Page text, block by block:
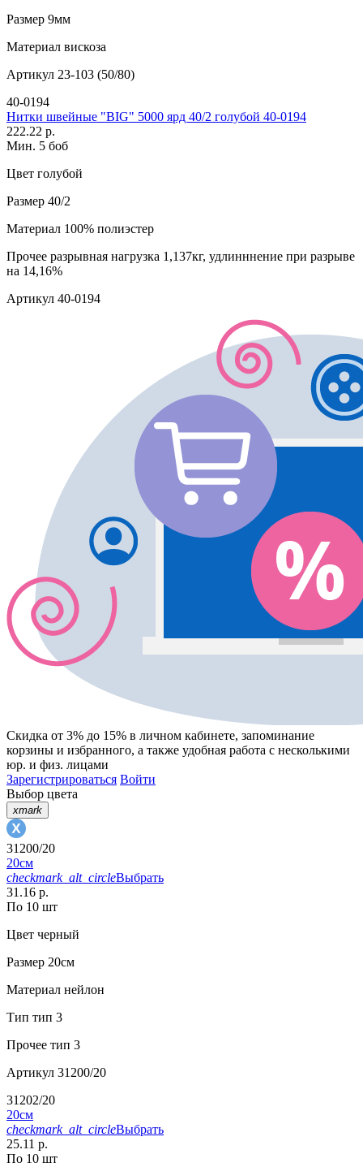
Размер 9мм
Материал вискоза
Артикул 23-103 (50/80)
40-0194
Нитки швейные "BIG" 5000 ярд 40/2 голубой 40-0194
222.22 р.
Мин. 5 боб
Цвет голубой
Размер 40/2
Материал 100% полиэстер
Прочее разрывная нагрузка 1,137кг, удлинннение при разрыве
на 14,16%
Артикул 40-0194
Скидка от 3% до 15% в личном кабинете, запоминание
корзины и избранного, а также удобная работа с несколькими
юр. и физ. лицами
Зарегистрироваться Войти
Выбор цвета
xmark
31200/20
20см
checkmark_alt_circleВыбрать
31.16 р.
По 10 шт
Цвет черный
Размер 20см
Материал нейлон
Тип тип 3
Прочее тип 3
Артикул 31200/20
31202/20
20см
checkmark_alt_circleВыбрать
25.11 р.
По 10 шт